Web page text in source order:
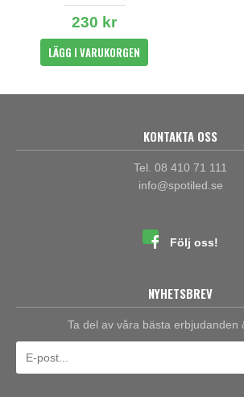
230 kr
LÄGG I VARUKORGEN
KONTAKTA OSS
Tel. 08 410 71 111
info@spotiled.se
Följ oss!
NYHETSBREV
Ta del av våra bästa erbjudanden